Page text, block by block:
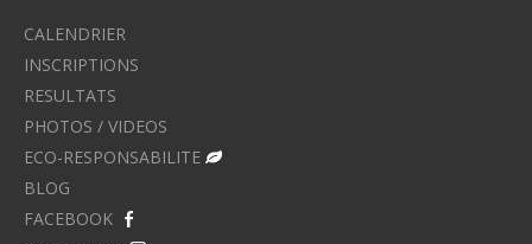
CALENDRIER
INSCRIPTIONS
RESULTATS
PHOTOS / VIDEOS
ECO-RESPONSABILITE
BLOG
FACEBOOK